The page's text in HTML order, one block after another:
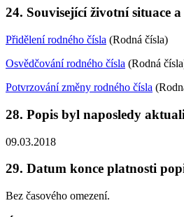
24. Související životní situace
Přidělení rodného čísla (Rodná čísla)
Osvědčování rodného čísla (Rodná
Potvrzování změny rodného čísla
28. Popis byl naposledy
09.03.2018
29. Datum konce platnosti
Bez časového omezení.